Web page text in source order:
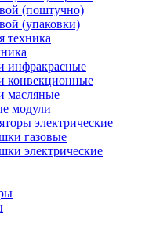
(поштучно)
(упаковки)
техника
инфракрасные
конвекционные
масляные
модули
электрические
газовые
электрические